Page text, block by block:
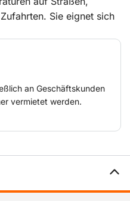
Sie eignet sich
durch Baumwurzeln
Aufrauen von Böden
Teil und gleichzeitig
der
ein
an Geschäftskunden
vermietet werden.